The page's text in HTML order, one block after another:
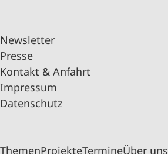
Newsletter
Presse
Kontakt & Anfahrt
Impressum
Datenschutz
ThemenProjekteTermineÜber uns